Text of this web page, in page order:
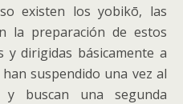
existen los yobikō, las
la preparación de estos
y dirigidas básicamente a
suspendido una vez al
buscan una segunda